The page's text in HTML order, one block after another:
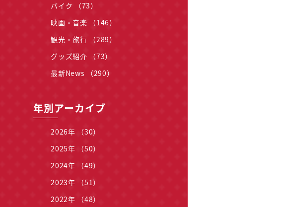
バイク （73）
映画・音楽 （146）
観光・旅行 （289）
グッズ紹介 （73）
最新News （290）
年別アーカイブ
2026年 （30）
2025年 （50）
2024年 （49）
2023年 （51）
2022年 （48）